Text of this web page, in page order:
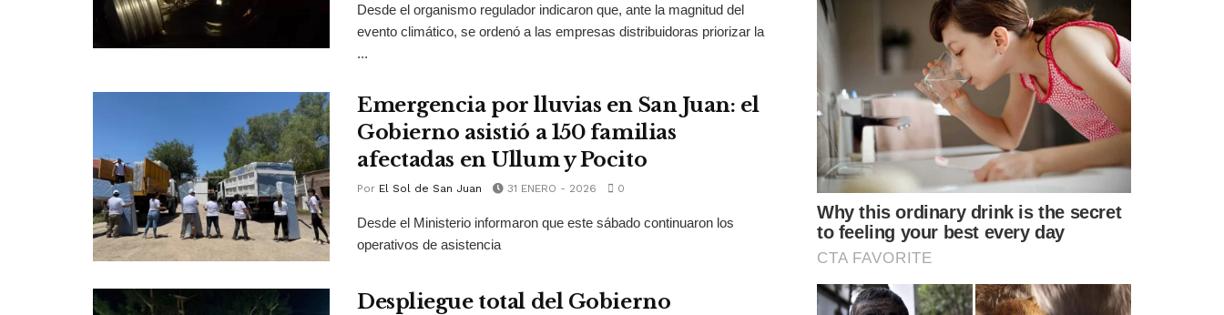
Desde el organismo regulador indicaron que, ante la magnitud del
evento climático, se ordenó a las empresas distribuidoras priorizar la
...
Emergencia por lluvias en San Juan: el
Gobierno asistió a 150 familias
afectadas en Ullum y Pocito
Por El Sol de San Juan 31 ENERO - 2026 0
Desde el Ministerio informaron que este sábado continuaron los
operativos de asistencia
Despliegue total del Gobierno